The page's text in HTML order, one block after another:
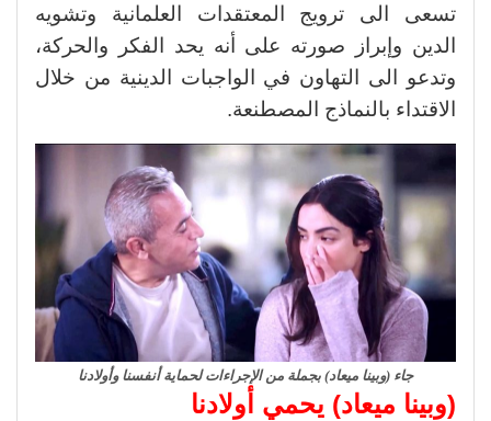
تسعى الى ترويج المعتقدات العلمانية وتشويه
الدين وإبراز صورته على أنه يحد الفكر والحركة،
وتدعو الى التهاون في الواجبات الدينية من خلال
الاقتداء بالنماذج المصطنعة.
جاء (وبينا ميعاد) بجملة من الإجراءات لحماية أنفسنا وأولادنا
(وبينا ميعاد) يحمي أولادنا